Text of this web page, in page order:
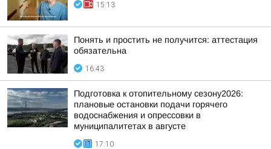
15:13
Понять и простить не получится: аттестация
обязательна
16:43
Подготовка к отопительному сезону2026:
плановые остановки подачи горячего
водоснабжения и опрессовки в
муниципалитетах в августе
17:10